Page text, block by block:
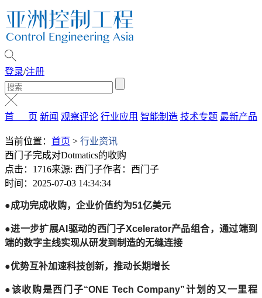
登录/注册
首 页 新闻 观察评论 行业应用 智能制造 技术专题 最新产品
当前位置： 首页 > 行业资讯
西门子完成对Dotmatics的收购
点击：1716来源: 西门子作者：西门子
时间：2025-07-03 14:34:34
●成功完成收购，企业价值约为51亿美元
●进一步扩展AI驱动的西门子Xcelerator产品组合，通过端到
端的数字主线实现从研发到制造的无缝连接
●优势互补加速科技创新，推动长期增长
●该收购是西门子“ONE Tech Company”计划的又一里程